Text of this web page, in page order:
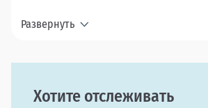
Развернуть
Хотите отслеживать